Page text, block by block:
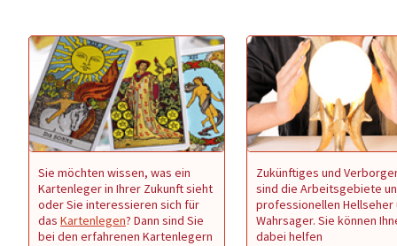
Sie möchten wissen, was ein
Kartenleger in Ihrer Zukunft sieht
oder Sie interessieren sich für
das Kartenlegen? Dann sind Sie
bei den erfahrenen Kartenlegern
Zukünftiges und
sind die Arbeitsgebiete
professionellen Hellseher
Wahrsager. Sie können
dabei helfen